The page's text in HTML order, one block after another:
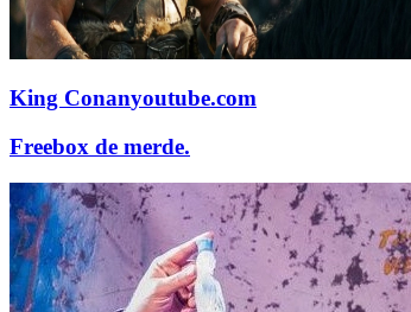
King Conanyoutube.com
Freebox de merde.